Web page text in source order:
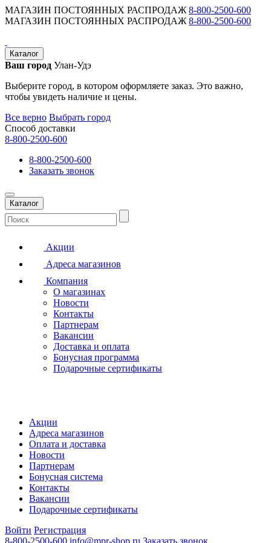
МАГАЗИН ПОСТОЯННЫХ РАСПРОДАЖ 8-800-2500-600
МАГАЗИН ПОСТОЯННЫХ РАСПРОДАЖ 8-800-2500-600
Каталог
Ваш город Улан-Удэ
Выберите город, в котором оформляете заказ. Это важно,
чтобы увидеть наличие и цены.
Все верно Выбрать город
Способ доставки
8-800-2500-600
8-800-2500-600
Заказать звонок
Каталог
Акции
Адреса магазинов
Компания
О магазинах
Новости
Контакты
Партнерам
Вакансии
Доставка и оплата
Бонусная программа
Подарочные сертификаты
Акции
Адреса магазинов
Оплата и доставка
Новости
Партнерам
Бонусная система
Контакты
Вакансии
Подарочные сертификаты
Войти Регистрация
8-800-2500-600 info@mpr-shop.ru Заказать звонок